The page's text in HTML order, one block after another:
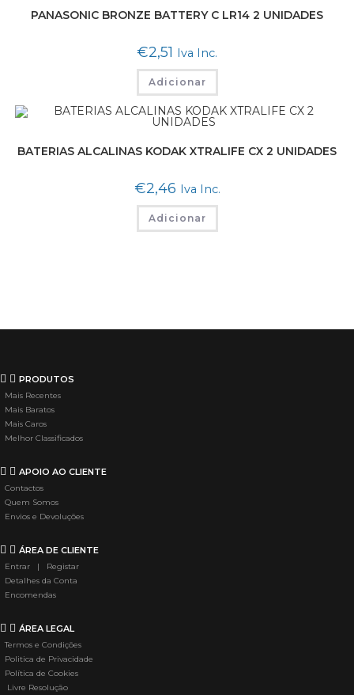
PANASONIC BRONZE BATTERY C LR14 2 UNIDADES
€2,51 Iva Inc.
Adicionar
BATERIAS ALCALINAS KODAK XTRALIFE CX 2 UNIDADES
€2,46 Iva Inc.
Adicionar
PRODUTOS
Mais Recentes
Mais Baratos
Mais Caros
Melhor Classificados
APOIO AO CLIENTE
Contactos
Quem Somos
Envios e Devoluções
ÁREA DE CLIENTE
Entrar | Registar
Detalhes da Conta
Encomendas
ÁREA LEGAL
Termos e Condições
Politica de Privacidade
Política de Cookies
Livre Resolução